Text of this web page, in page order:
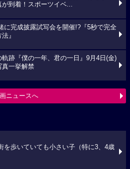
到着！スポーツイベ...
に完成披露試写会を開催!?『5秒で完全
』
跡『僕の一年、君の一日』9月4日(金)
真一挙解禁
ニュースへ
を歩いていても小さい子（特に3、4歳